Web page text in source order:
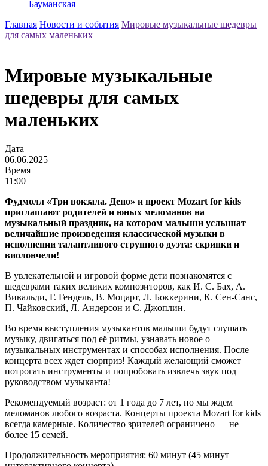
Бауманская
Главная Новости и события Мировые музыкальные шедевры
для самых маленьких
Мировые музыкальные
шедевры для самых
маленьких
Дата
06.06.2025
Время
11:00
Фудмолл «Три вокзала. Депо» и проект Mozart for kids
приглашают родителей и юных меломанов на
музыкальный праздник, на котором малыши услышат
величайшие произведения классической музыки в
исполнении талантливого струнного дуэта: скрипки и
виолончели!
В увлекательной и игровой форме дети познакомятся с
шедеврами таких великих композиторов, как И. С. Бах, А.
Вивальди, Г. Гендель, В. Моцарт, Л. Боккерини, К. Сен-Санс,
П. Чайковский, Л. Андерсон и С. Джоплин.
Во время выступления музыкантов малыши будут слушать
музыку, двигаться под её ритмы, узнавать новое о
музыкальных инструментах и способах исполнения. После
концерта всех ждет сюрприз! Каждый желающий сможет
потрогать инструменты и попробовать извлечь звук под
руководством музыканта!
Рекомендуемый возраст: от 1 года до 7 лет, но мы ждем
меломанов любого возраста. Концерты проекта Mozart for kids
всегда камерные. Количество зрителей ограничено — не
более 15 семей.
Продолжительность мероприятия: 60 минут (45 минут